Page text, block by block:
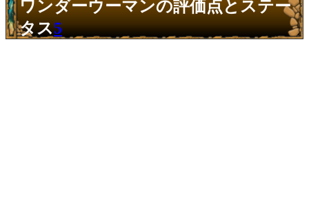
ワンダーウーマンの評価点とステー
タス5